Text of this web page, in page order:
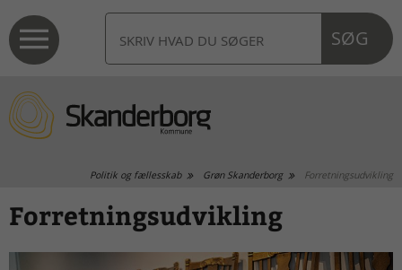
SØG
Politik og fællesskab Grøn Skanderborg Forretningsudvikling
Forretningsudvikling